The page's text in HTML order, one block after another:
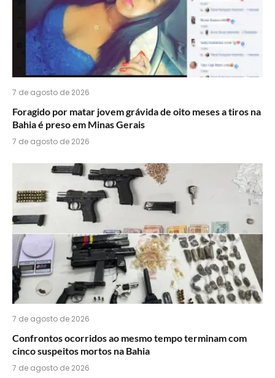
7 de agosto de 2026
Foragido por matar jovem grávida de oito meses a tiros na
Bahia é preso em Minas Gerais
7 de agosto de 2026
7 de agosto de 2026
Confrontos ocorridos ao mesmo tempo terminam com
cinco suspeitos mortos na Bahia
7 de agosto de 2026